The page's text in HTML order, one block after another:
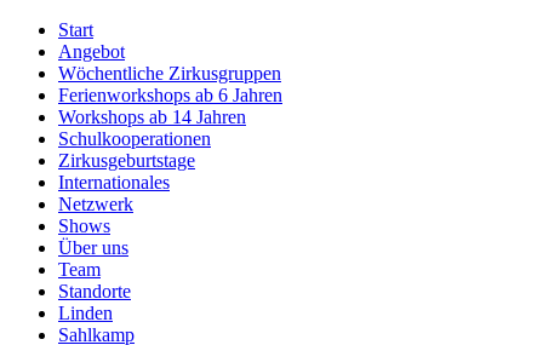
Start
Angebot
Wöchentliche Zirkusgruppen
Ferienworkshops ab 6 Jahren
Workshops ab 14 Jahren
Schulkooperationen
Zirkusgeburtstage
Internationales
Netzwerk
Shows
Über uns
Team
Standorte
Linden
Sahlkamp